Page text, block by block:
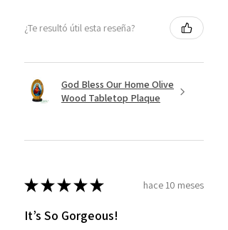
¿Te resultó útil esta reseña?
God Bless Our Home Olive
Wood Tabletop Plaque
★★★★★ hace 10 meses
It’s So Gorgeous!